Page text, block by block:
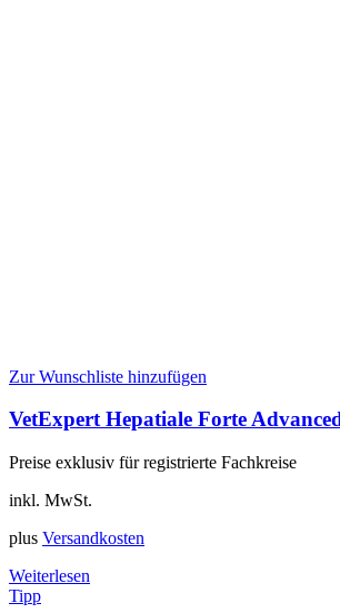
Zur Wunschliste hinzufügen
VetExpert Hepatiale Forte
Preise exklusiv für registrierte Fachkreise
inkl. MwSt.
plus Versandkosten
Weiterlesen
Tipp